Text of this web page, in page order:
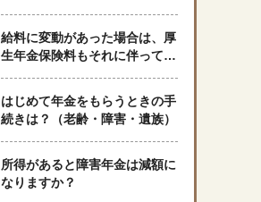
閉じる
ょうか？
給料に変動があった場合は、厚
生年金保険料もそれに伴って変
はじめて年金をもらうときの手
続きは？（老齢・障害・遺族）
所得があると障害年金は減額に
なりますか？